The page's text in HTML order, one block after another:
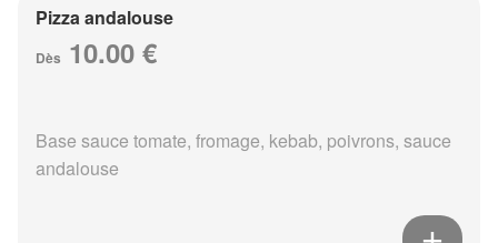
Pizza andalouse
Dès 10.00 €
Base sauce tomate, fromage, kebab, poivrons, sauce
andalouse